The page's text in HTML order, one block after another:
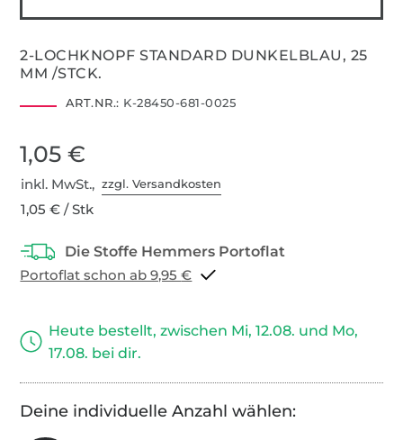
2-LOCHKNOPF STANDARD DUNKELBLAU, 25
MM /STCK.
ART.NR.: K-28450-681-0025
1,05 €
inkl. MwSt.,zzgl. Versandkosten
1,05 € / Stk
Portoflat schon ab 9,95 €
Heute bestellt, zwischen Mi, 12.08. und Mo,
17.08. bei dir.
Deine individuelle Anzahl wählen: